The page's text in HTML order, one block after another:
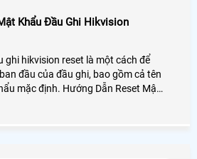
Khẩu Đầu Ghi Hikvision
ghi hikvision reset là một cách để
đầu của đầu ghi, bao gồm cả tên
Dẫn Reset Mật